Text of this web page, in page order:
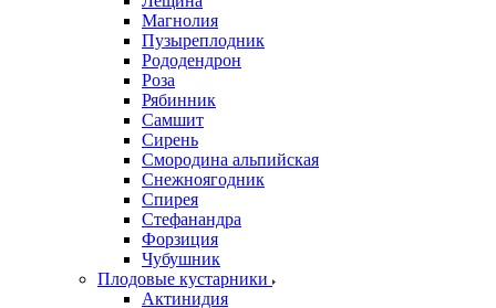
Магнолия
Пузыреплодник
Рододендрон
Роза
Рябинник
Самшит
Сирень
Смородина альпийская
Снежноягодник
Спирея
Стефанандра
Форзиция
Чубушник
Плодовые кустарники
Актинидия